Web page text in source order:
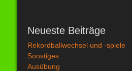
Neueste Beiträge
Rekordballwechsel und -spiele
Sonstiges
Ausübung